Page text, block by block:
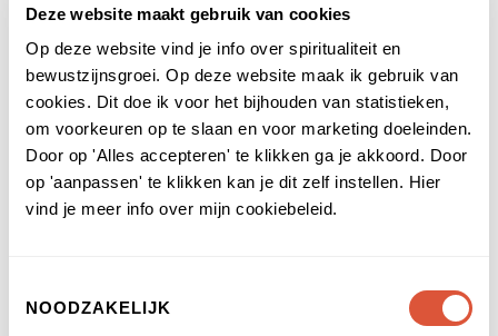
Deze website maakt gebruik van cookies
Op deze website vind je info over spiritualiteit en
bewustzijnsgroei. Op deze website maak ik gebruik van
cookies. Dit doe ik voor het bijhouden van statistieken,
om voorkeuren op te slaan en voor marketing doeleinden.
Door op 'Alles accepteren' te klikken ga je akkoord. Door
op 'aanpassen' te klikken kan je dit zelf instellen. Hier
vind je meer info over mijn cookiebeleid.
NOODZAKELIJK
De 7 principes zijn:
Het principe van mentalisme : Alles is
geest; het universum is een mentale
creatie.
Het principe van correspondentie
Het principe van vibratie